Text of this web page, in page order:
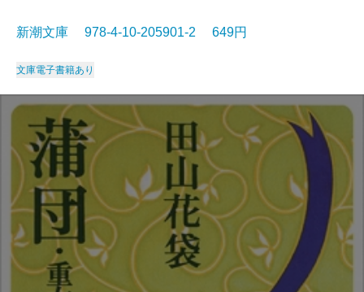
新潮文庫 978-4-10-205901-2 649円
文庫電子書籍あり